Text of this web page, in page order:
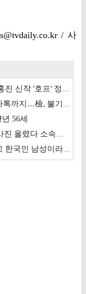
/ 사
메가박스중앙 회생 절차 돌입, 나홍진 신작 '호프' 정상 개봉에 쏠린 시선 [상반기 결산 기획]
민희진 입사 동의서부터 무속인 카톡까지…檢, 불기소 처분 근거들 [이슈&톡]
56세
아이돌 연습생 A씨, SNS에 남자 사진 올렸다 소속사 퇴출
대만 인플루언서, 중국인에게 맞고 한국인 남성이라 진술 '후폭풍'